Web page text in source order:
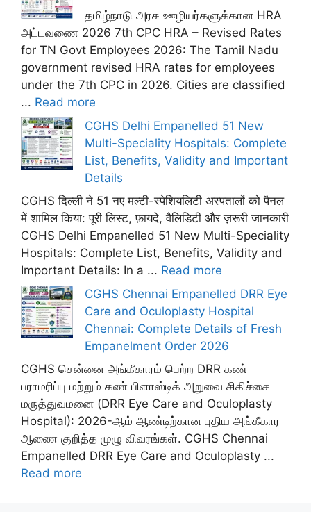
தமிழ்நாடு அரசு ஊழியர்களுக்கான HRA
அட்டவணை 2026 7th CPC HRA – Revised Rates
for TN Govt Employees 2026: The Tamil Nadu
government revised HRA rates for employees
under the 7th CPC in 2026. Cities are classified
... Read more
CGHS Delhi Empanelled 51 New
Multi-Speciality Hospitals: Complete
List, Benefits, Validity and Important
Details
CGHS दिल्ली ने 51 नए मल्टी-स्पेशियलिटी अस्पतालों को पैनल
में शामिल किया: पूरी लिस्ट, फ़ायदे, वैलिडिटी और ज़रूरी जानकारी
CGHS Delhi Empanelled 51 New Multi-Speciality
Hospitals: Complete List, Benefits, Validity and
Important Details: In a ... Read more
CGHS Chennai Empanelled DRR Eye
Care and Oculoplasty Hospital
Chennai: Complete Details of Fresh
Empanelment Order 2026
CGHS சென்னை அங்கீகாரம் பெற்ற DRR கண்
பராமரிப்பு மற்றும் கண் பிளாஸ்டிக் அறுவை சிகிச்சை
மருத்துவமனை (DRR Eye Care and Oculoplasty
Hospital): 2026-ஆம் ஆண்டிற்கான புதிய அங்கீகார
ஆணை குறித்த முழு விவரங்கள். CGHS Chennai
Empanelled DRR Eye Care and Oculoplasty ...
Read more